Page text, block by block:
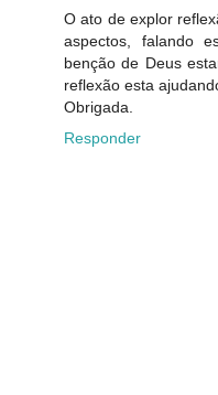
O ato de explor
aspectos, falando
benção de Deus
reflexão esta
Obrigada.
Responder